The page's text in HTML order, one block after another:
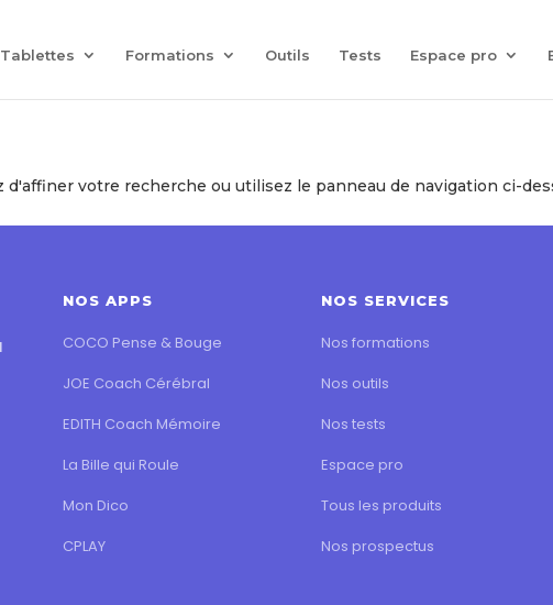
Tablettes
Formations Outils Tests Espace pro
d'affiner votre recherche ou utilisez le panneau de navigation ci-
NOS APPS
COCO Pense & Bouge
JOE Coach Cérébral
EDITH Coach Mémoire
La Bille qui Roule
Mon Dico
CPLAY
NOS SERVICES
Nos formations
Nos outils
Nos tests
Espace pro
Tous les produits
Nos prospectus